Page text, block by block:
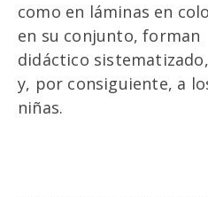
como en láminas en
en su conjunto,
didáctico
y, por consiguiente, a
niñas.